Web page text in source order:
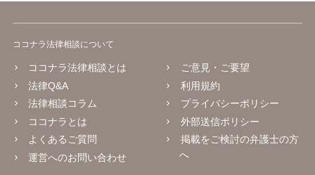
ココナラ法律相談について
ココナラ法律相談とは
法律Q&A
法律相談コラム
ココナラとは
よくあるご質問
運営へのお問い合わせ
ご意見・ご要望
利用規約
プライバシーポリシー
外部送信ポリシー
掲載をご検討の弁護士の方
へ